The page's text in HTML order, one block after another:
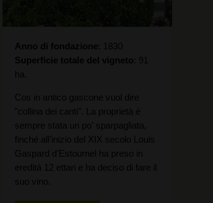
Anno di fondazione
1830
Superficie totale del vigneto 91
ha.
Cos in antico gascone vuol dire
"collina dei canti". La proprietà è
sempre stata un po' sparpagliata,
finché all'inizio del XIX secolo Louis
Gaspard d'Estournel ha preso in
eredità 12 ettari e ha deciso di fare il
suo vino.